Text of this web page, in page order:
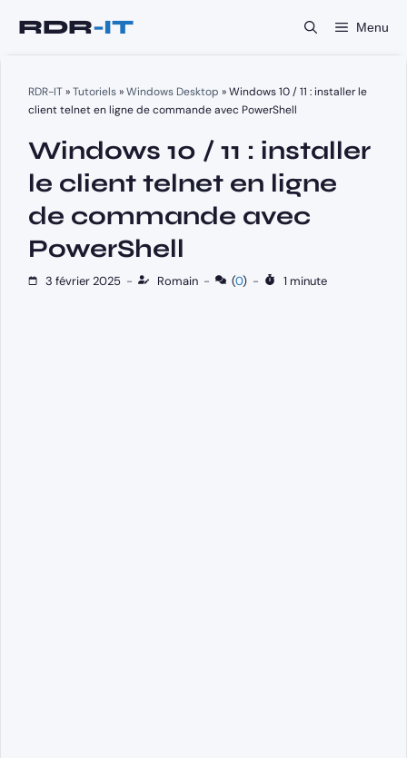
Menu
RDR-IT»Tutoriels»Windows Desktop »Windows 10 / 11 : installer le
client telnet en ligne de commande avec PowerShell
Windows 10 / 11 : installer
le client telnet en ligne
de commande avec
PowerShell
3 février 2025 - Romain - (0) - 1 minute